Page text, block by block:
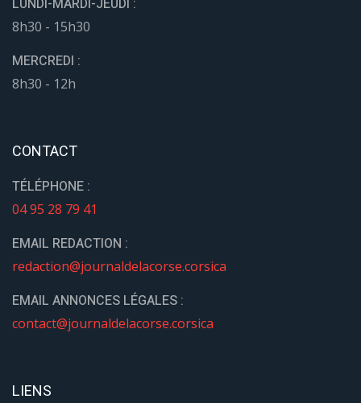
8h30 - 15h30
MERCREDI :
8h30 - 12h
CONTACT
TÉLÉPHONE :
04 95 28 79 41
EMAIL REDACTION :
redaction@journaldelacorse.corsica
EMAIL ANNONCES LÉGALES :
contact@journaldelacorse.corsica
LIENS